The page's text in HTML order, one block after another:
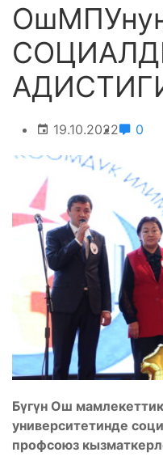
19.10.2022 0
Бүгүн Ош
университетинде
профсоюз